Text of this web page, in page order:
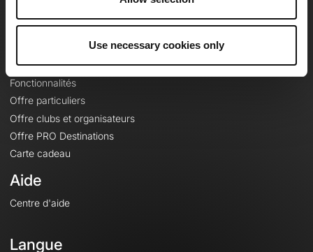
Use necessary cookies only
Le Mag'
Fonds de cartes topographiques
Fonctionnalités
Offre particuliers
Offre clubs et organisateurs
Offre PRO Destinations
Carte cadeau
Aide
Centre d'aide
Langue